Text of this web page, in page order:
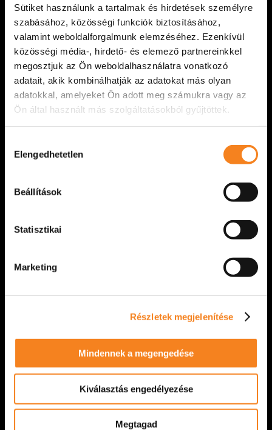
Sütiket használunk a tartalmak és hirdetések személyre
szabásához, közösségi funkciók biztosításához,
valamint weboldalforgalmunk elemzéséhez. Ezenkívül
közösségi média-, hirdető- és elemező partnereinkkel
megosztjuk az Ön weboldalhasználatra vonatkozó
adatait, akik kombinálhatják az adatokat más olyan
adatokkal, amelyeket Ön adott meg számukra vagy az
Ön által használt más szolgáltatásokból gyűjtöttek.
kiválasztása
Elengedhetetlen
Beállítások
Statisztikai
Marketing
Részletek megjelenítése
Mindennek a megengedése
Kiválasztás engedélyezése
Megtagad
előadásunk betegség miatt [...]
Átadtuk az idei Böröndi Tamás-emlékdíjat
Március 22-én, az Évfordulós felfordulás című
VIDÁM SZÍNPAD 2026. március 22.